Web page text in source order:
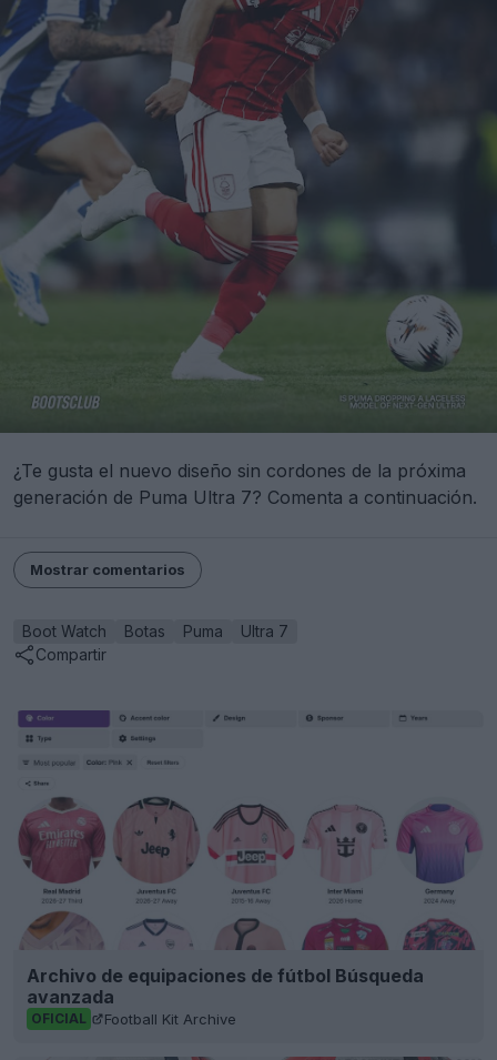
¿Te gusta el nuevo diseño sin cordones de la próxima
generación de Puma Ultra 7? Comenta a continuación.
Mostrar comentarios
Boot Watch Botas Puma
Ultra 7
Compartir
Archivo de equipaciones de fútbol Búsqueda
avanzada
OFICIAL Football Kit Archive